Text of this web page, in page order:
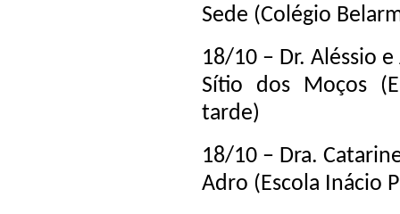
Sede (Colégio
18/10 – Dr. Aléssio e
Sítio dos Moços
tarde)
18/10 – Dra.
Adro (Escola Inácio